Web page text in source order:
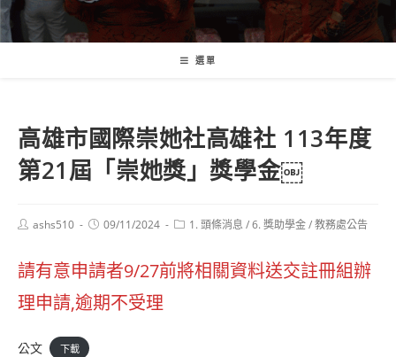
選單
高雄市國際崇她社高雄社 113年度
第21屆「崇她獎」獎學金￼
Postashs510
Post09/11/2024
Post1. 頭條消息 /6. 獎助學金/教務處公告
請有意申請者9/27前將相關資料送交註冊組辦
理申請,逾期不受理
公文 下載